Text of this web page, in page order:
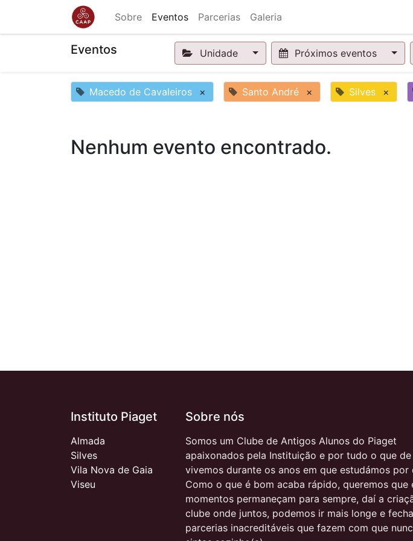
Sobre Eventos Parcerias Galeria
Eventos Unidade Próximos eventos
Macedo de Cavaleiros × Santo André × Silves ×
Nenhum evento encontrado.
Instituto Piaget
Almada
Silves
Vila Nova de Gaia
Viseu
Sobre nós
Somos um Clube de Antigos Alunos do Piaget
apaixonados pela Instituição e por tudo o que
vivemos durante os anos em que estudámos por
Como o que é bom acaba rápido, queremos que
momentos permaneçam para sempre, daí a
clube onde juntos, podemos ir mais longe e
parcerias inacreditáveis que fazem com que